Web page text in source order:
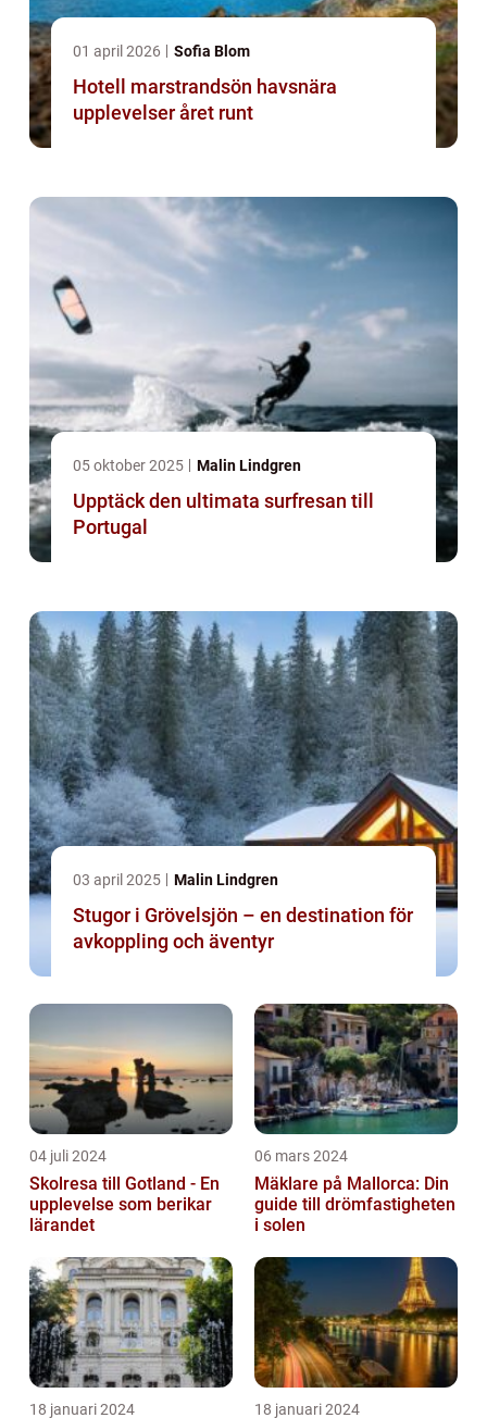
01 april 2026 Sofia Blom
Hotell marstrandsön havsnära
upplevelser året runt
05 oktober 2025 Malin Lindgren
Upptäck den ultimata surfresan till
Portugal
03 april 2025 Malin Lindgren
Stugor i Grövelsjön – en destination för
avkoppling och äventyr
04 juli 2024
Skolresa till Gotland - En
upplevelse som berikar
lärandet
06 mars 2024
Mäklare på Mallorca: Din
guide till drömfastigheten
i solen
18 januari 2024 18 januari 2024